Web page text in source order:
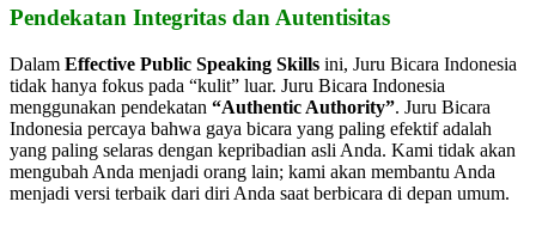
Pendekatan Integritas dan Autentisitas
Dalam Effective Public Speaking Skills ini, Juru Bicara Indonesia
tidak hanya fokus pada “kulit” luar. Juru Bicara Indonesia
menggunakan pendekatan “Authentic Authority”. Juru Bicara
Indonesia percaya bahwa gaya bicara yang paling efektif adalah
yang paling selaras dengan kepribadian asli Anda. Kami tidak akan
mengubah Anda menjadi orang lain; kami akan membantu Anda
menjadi versi terbaik dari diri Anda saat berbicara di depan umum.